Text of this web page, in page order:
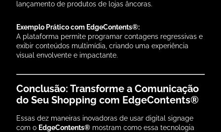
lançamento de produtos de lojas âncoras.
Exemplo Prático com EdgeContents®:
A plataforma permite programar contagens regressivas e
exibir conteúdos multimídia, criando uma experiência
visual envolvente e impactante.
Conclusão: Transforme a Comunicação
do Seu Shopping com EdgeContents®
Essas dez maneiras inovadoras de usar digital signage
com o EdgeContents® mostram como essa tecnologia